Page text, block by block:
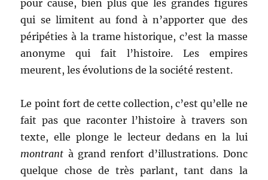
pour cause, bien plus que les grandes figures
qui se limitent au fond à n’apporter que des
péripéties à la trame historique, c’est la masse
anonyme qui fait l’histoire. Les empires
meurent, les évolutions de la société restent.
Le point fort de cette collection, c’est qu’elle ne
fait pas que raconter l’histoire à travers son
texte, elle plonge le lecteur dedans en la lui
montrant à grand renfort d’illustrations. Donc
quelque chose de très parlant, tant dans la